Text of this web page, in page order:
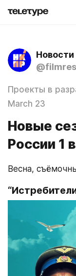
@filmres
Проекты в
March 23
Новые
России 1
Весна,